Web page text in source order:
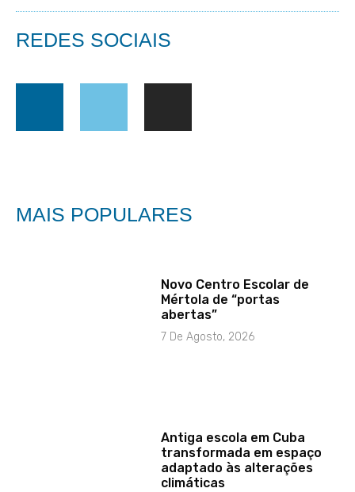
REDES SOCIAIS
MAIS POPULARES
Novo Centro Escolar de
Mértola de “portas
abertas”
7 De Agosto, 2026
Antiga escola em Cuba
transformada em espaço
adaptado às alterações
climáticas